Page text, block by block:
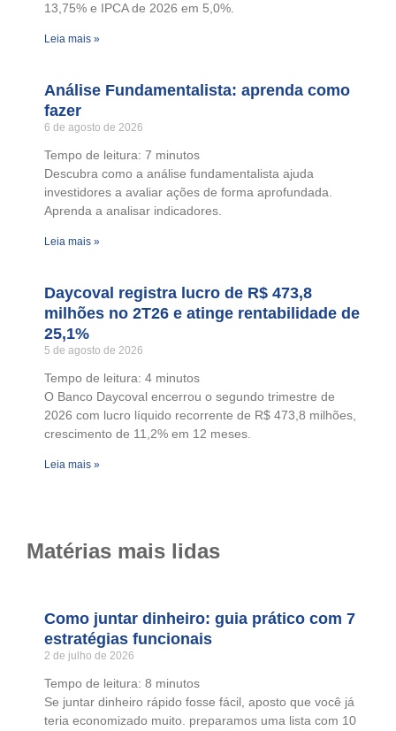
13,75% e IPCA de 2026 em 5,0%.
Leia mais »
Análise Fundamentalista: aprenda como
fazer
6 de agosto de 2026
Tempo de leitura: 7 minutos
Descubra como a análise fundamentalista ajuda
investidores a avaliar ações de forma aprofundada.
Aprenda a analisar indicadores.
Leia mais »
Daycoval registra lucro de R$ 473,8
milhões no 2T26 e atinge rentabilidade de
25,1%
5 de agosto de 2026
Tempo de leitura: 4 minutos
O Banco Daycoval encerrou o segundo trimestre de
2026 com lucro líquido recorrente de R$ 473,8 milhões,
crescimento de 11,2% em 12 meses.
Leia mais »
Matérias mais lidas
Como juntar dinheiro: guia prático com 7
estratégias funcionais
2 de julho de 2026
Tempo de leitura: 8 minutos
Se juntar dinheiro rápido fosse fácil, aposto que você já
teria economizado muito. preparamos uma lista com 10